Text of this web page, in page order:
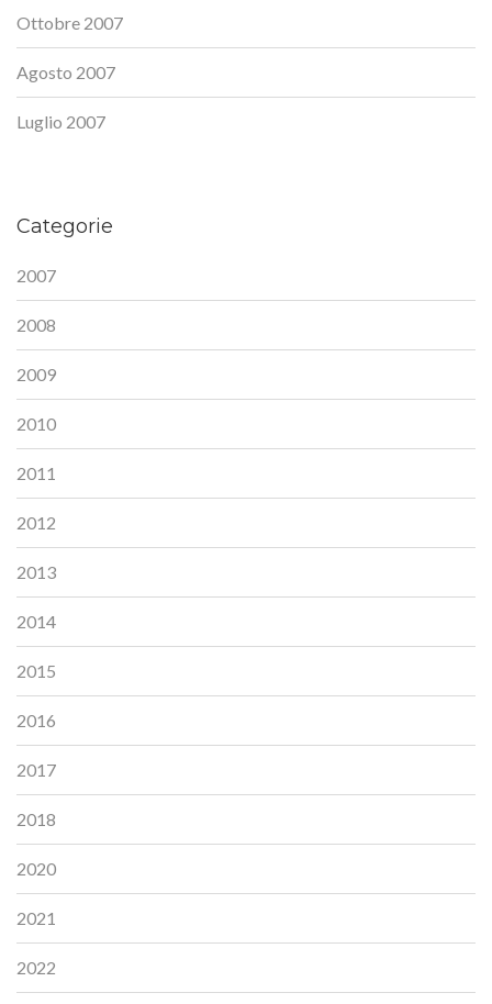
Ottobre 2007
Agosto 2007
Luglio 2007
Categorie
2007
2008
2009
2010
2011
2012
2013
2014
2015
2016
2017
2018
2020
2021
2022